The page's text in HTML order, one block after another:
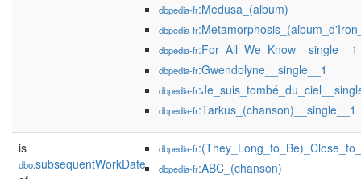
dbpedia-fr:Medusa_(album)
dbpedia-fr
dbpedia-fr:For_All_We_Know__single__1
dbpedia-fr:Gwendolyne__single__1
dbpedia-fr
dbpedia-fr:Tarkus_(chanson)__single__1
is
dbo:subsequentWorkDate
dbpedia-fr
dbpedia-fr:ABC_(chanson)